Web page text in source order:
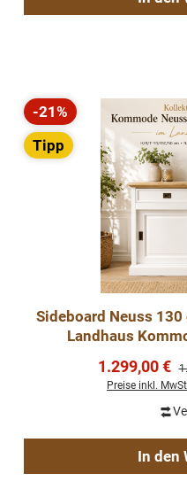
Rabatt
-21%
Tipp
Sideboard Neuss
Landhaus
1.299,00 €
Preise inkl.
In den